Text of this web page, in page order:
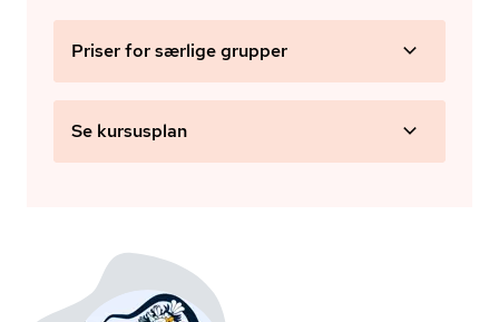
Priser for særlige grupper
Se kursusplan